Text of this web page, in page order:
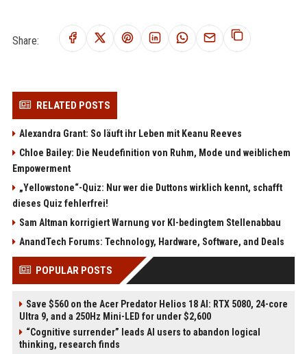
Share:
RELATED POSTS
Alexandra Grant: So läuft ihr Leben mit Keanu Reeves
Chloe Bailey: Die Neudefinition von Ruhm, Mode und weiblichem
Empowerment
„Yellowstone“-Quiz: Nur wer die Duttons wirklich kennt, schafft
dieses Quiz fehlerfrei!
Sam Altman korrigiert Warnung vor KI-bedingtem Stellenabbau
AnandTech Forums: Technology, Hardware, Software, and Deals
POPULAR POSTS
Save $560 on the Acer Predator Helios 18 AI: RTX 5080, 24-core
Ultra 9, and a 250Hz Mini-LED for under $2,600
“Cognitive surrender” leads AI users to abandon logical
thinking, research finds